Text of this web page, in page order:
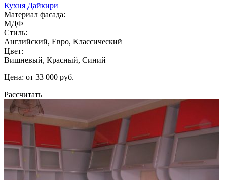
Кухня Дайкири
Материал фасада:
МДФ
Стиль:
Английский, Евро, Классический
Цвет:
Вишневый, Красный, Синий
Цена: от 33 000 руб.
Рассчитать